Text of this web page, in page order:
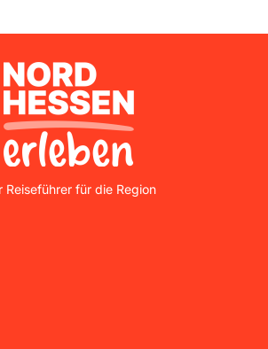
Nordhessen Erleben
Reiseführer für die Region